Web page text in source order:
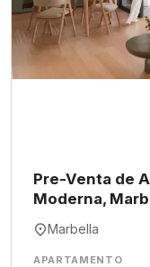
Pre-Venta de
Moderna,
Marbella
APARTAMENTO